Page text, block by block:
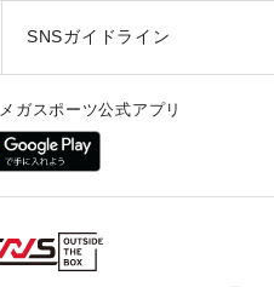
SNSガイドライン
ガスポーツ公式アプリ